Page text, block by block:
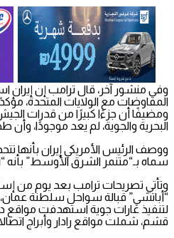
وفي منشور آخر، قال ترامب إن إيران
المفاوضات مع الولايات المتحدة،
ومضيفًا أن جزءًا كبيرًا من قدرات
البحرية والجوية، لم يعد موجودًا،
ووصف الرئيس الأمريكي إيران بأنها
سماه بـ“متنمر الشرق الأوسط” بأنه
وتأتي تصريحات ترامب بعد يوم من
“أباتشي” قبالة سواحل سلطنة عمان،
لتنفيذ غارات جوية استهدفت مواقع
قشم، شملت مواقع رادار وأبراج